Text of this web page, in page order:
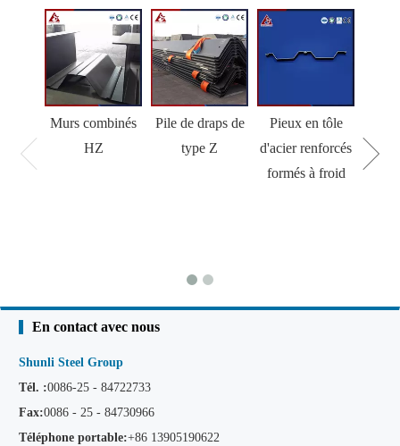
Murs combinés
HZ
Pile de draps de
type Z
Pieux en tôle
d'acier renforcés
formés à froid
En contact avec nous
Shunli Steel Group
Tél. :0086-25 - 84722733
Fax:0086 - 25 - 84730966
Téléphone portable:+86 13905190622